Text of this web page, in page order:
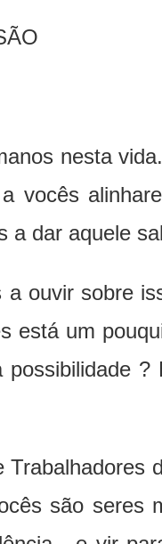
nesta
vocês
a dar aquele
ouvir sobre
está um
?
são seres